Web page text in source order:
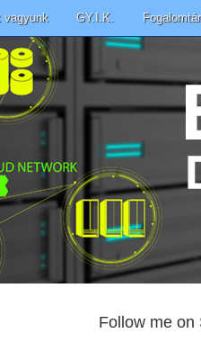
vagyunk GY.I.K. Fogalomtár
Follow me on